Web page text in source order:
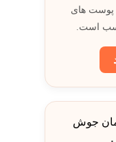
پوست های
است.